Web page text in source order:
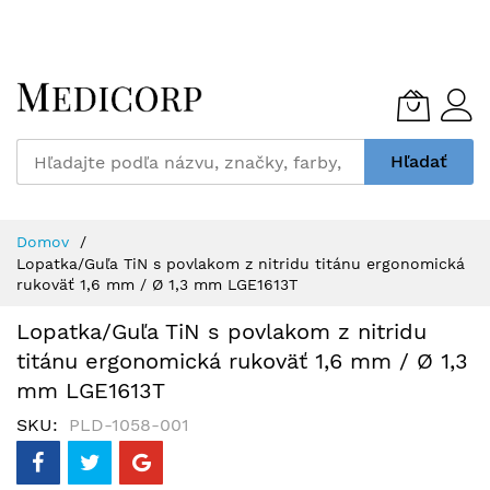
to
Content
Hľadať
Domov
Lopatka/Guľa TiN s povlakom z nitridu titánu ergonomická
rukoväť 1,6 mm / Ø 1,3 mm LGE1613T
Lopatka/Guľa TiN s povlakom z nitridu
titánu ergonomická rukoväť 1,6 mm / Ø 1,3
mm LGE1613T
SKU PLD-1058-001